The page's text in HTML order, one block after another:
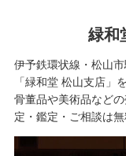
緑和
伊予鉄環状線・松山
「緑和堂 松山支店」
骨董品や美術品など
定・鑑定・ご相談は無